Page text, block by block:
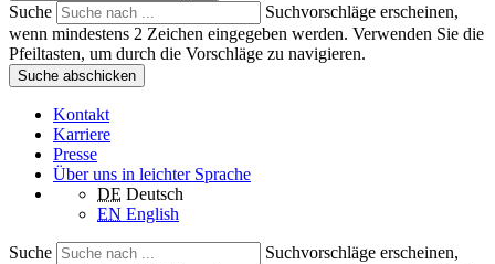
Suche
Suchvorschläge erscheinen,
wenn mindestens 2 Zeichen eingegeben werden. Verwenden Sie die
Pfeiltasten, um durch die Vorschläge zu navigieren.
Suche abschicken
Kontakt
Karriere
Presse
Über uns in leichter Sprache
DE Deutsch
EN English
Suche
Suchvorschläge erscheinen,